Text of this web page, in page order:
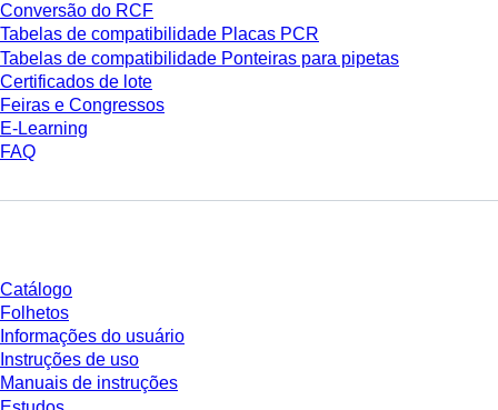
Conversão do RCF
Tabelas de compatibilidade Placas PCR
Tabelas de compatibilidade Ponteiras para pipetas
Certificados de lote
Feiras e Congressos
E-Learning
FAQ
Catálogo
Folhetos
Informações do usuário
Instruções de uso
Manuais de instruções